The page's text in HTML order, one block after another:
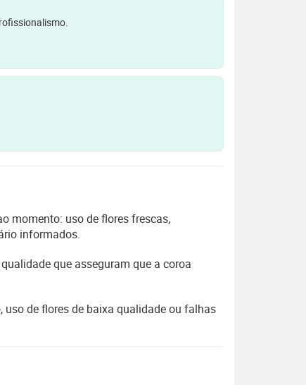
momento: uso de flores frescas,
informados.
que asseguram que a coroa
de flores de baixa qualidade ou falhas